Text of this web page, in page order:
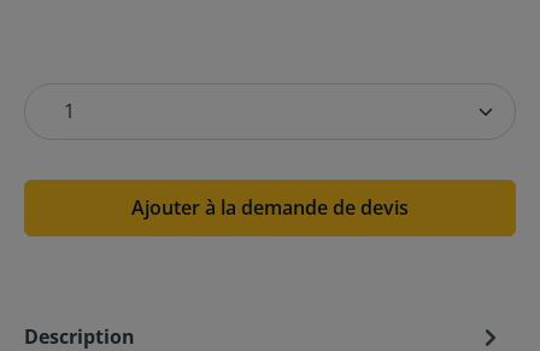
Ajouter à la demande de devis
Description